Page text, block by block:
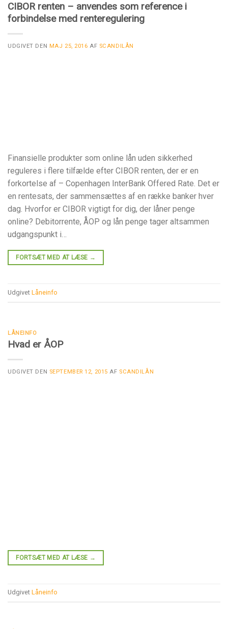
CIBOR renten – anvendes som reference i
forbindelse med renteregulering
UDGIVET DEN MAJ 25, 2016 AF SCANDILÅN
Finansielle produkter som online lån uden sikkerhed
reguleres i flere tilfælde efter CIBOR renten, der er en
forkortelse af – Copenhagen InterBank Offered Rate. Det er
en rentesats, der sammensættes af en række banker hver
dag. Hvorfor er CIBOR vigtigt for dig, der låner penge
online? Debitorrente, ÅOP og lån penge tager altsammen
udgangspunkt i…
FORTSÆT MED AT LÆSE →
Udgivet Låneinfo
LÅNEINFO
Hvad er ÅOP
UDGIVET DEN SEPTEMBER 12, 2015 AF SCANDILÅN
FORTSÆT MED AT LÆSE →
Udgivet Låneinfo